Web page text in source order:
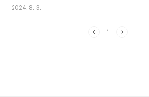
아름다운 섬, 굴업도로 여행 떠나보시기 바랍니다. 굴업
덕적도 가는 배편에 대한 정보는 아래 '인천 덕적도 배편과
2024. 8. 3.
1